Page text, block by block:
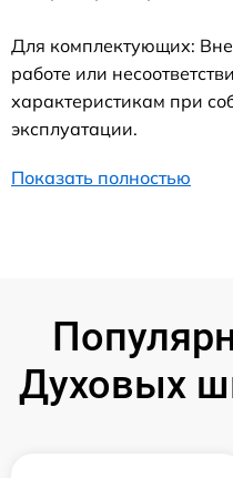
Для комплектующих:
работе или
характеристикам при
эксплуатации.
Показать полностью
Духовых